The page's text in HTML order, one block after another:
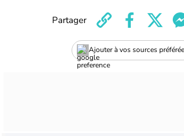
Ajouter à vos sources
Partager